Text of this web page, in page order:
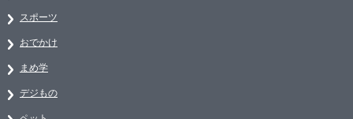
スポーツ
おでかけ
まめ学
デジもの